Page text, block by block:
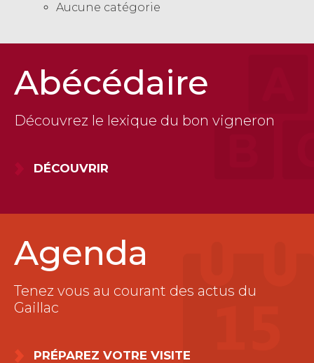
Aucune catégorie
Abécédaire
Découvrez le lexique du bon vigneron
DÉCOUVRIR
Agenda
Tenez vous au courant des actus du
Gaillac
PRÉPAREZ VOTRE VISITE